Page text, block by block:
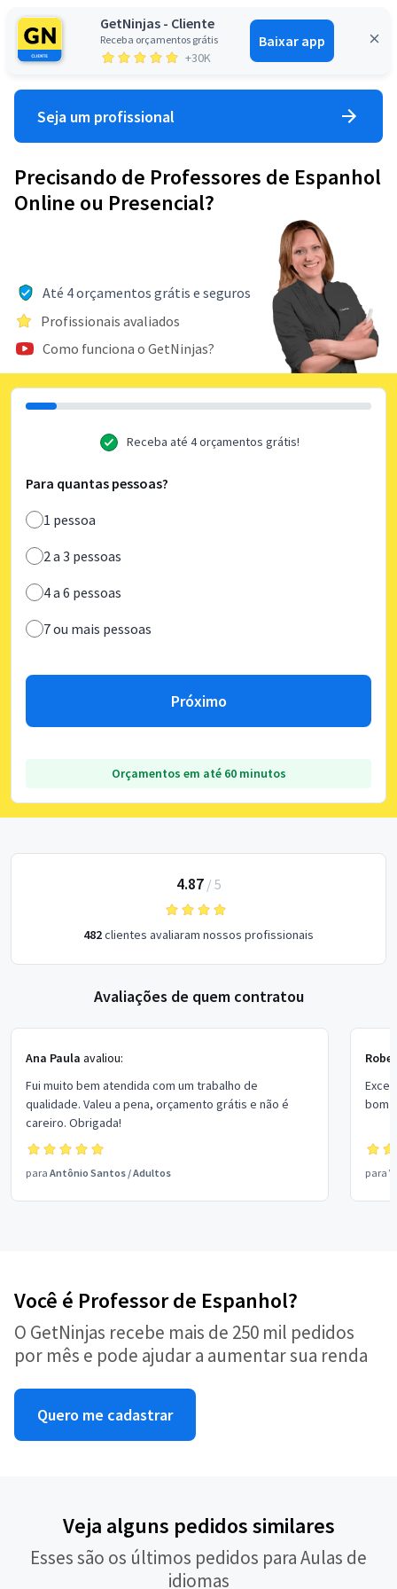
GetNinjas - Cliente
Receba orçamentos grátis
+30K
Baixar app
Entrar
Seja um profissional
Precisando de Professores de Espanhol
Online ou Presencial?
Até 4 orçamentos grátis e seguros
Profissionais avaliados
Como funciona o GetNinjas?
Receba até 4 orçamentos grátis!
Para quantas pessoas?
1 pessoa
2 a 3 pessoas
4 a 6 pessoas
7 ou mais pessoas
Próximo
Orçamentos em até 60 minutos
4.87/ 5
482clientes avaliaram nossos profissionais
Avaliações de quem contratou
Ana Paula avaliou:
Fui muito bem atendida com um trabalho de
qualidade. Valeu a pena, orçamento grátis e não é
careiro. Obrigada!
para Antônio Santos /Adultos
bom
para
Você é Professor de Espanhol?
O GetNinjas recebe mais de 250 mil pedidos
por mês e pode ajudar a aumentar sua renda
Quero me cadastrar
Veja alguns pedidos similares
Esses são os últimos pedidos para Aulas de
idiomas